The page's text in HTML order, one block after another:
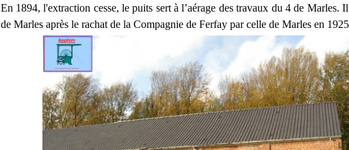
En 1894, l'extraction cesse, le puits sert à l’aérage des travaux du 4 de Marles.
de Marles après le rachat de la Compagnie de Ferfay par celle de Marles en